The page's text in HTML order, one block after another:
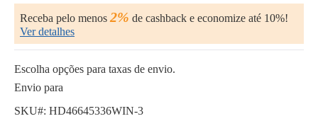
Receba pelo menos 2% de cashback e economize até 10%!
Ver detalhes
Escolha opções para taxas de envio.
Envio para
SKU#: HD46645336WIN-3